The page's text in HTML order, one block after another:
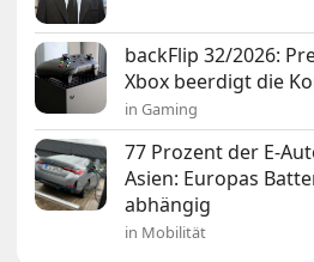
backFlip 32/2026:
Xbox beerdigt die
in Gaming
77 Prozent der E-
Asien: Europas
abhängig
in Mobilität